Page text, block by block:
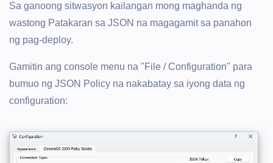
Sa ganoong sitwasyon kailangan mong maghanda ng
wastong Patakaran sa JSON na magagamit sa panahon
ng pag-deploy.
Gamitin ang console menu na "File / Configuration" para
bumuo ng JSON Policy na nakabatay sa iyong data ng
configuration: